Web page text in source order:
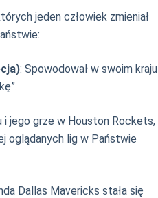
jeden człowiek zmieniał
: Spowodował w swoim kraju
i jego grze w Houston Rockets,
oglądanych lig w Państwie
Dallas Mavericks stała się